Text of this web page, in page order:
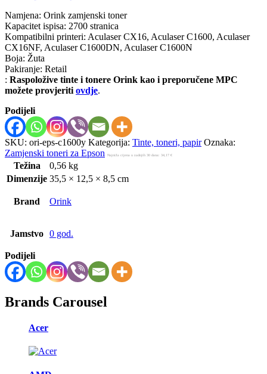
Namjena: Orink zamjenski toner
Kapacitet ispisa: 2700 stranica
Kompatibilni printeri: Aculaser CX16, Aculaser C1600, Aculaser
CX16NF, Aculaser C1600DN, Aculaser C1600N
Boja: Žuta
Pakiranje: Retail
: Raspoložive tinte i tonere Orink kao i preporučene MPC
možete provjeriti ovdje.
Podijeli
SKU: ori-eps-c1600y Kategorija: Tinte, toneri, papir Oznaka:
Zamjenski toneri za Epson
Najniža cijena u zadnjih 30 dana: 34,17 €
Težina
0,56 kg
Dimenzije 35,5 × 12,5 × 8,5 cm
Brand Orink
Jamstvo 0 god.
Podijeli
Brands Carousel
Acer